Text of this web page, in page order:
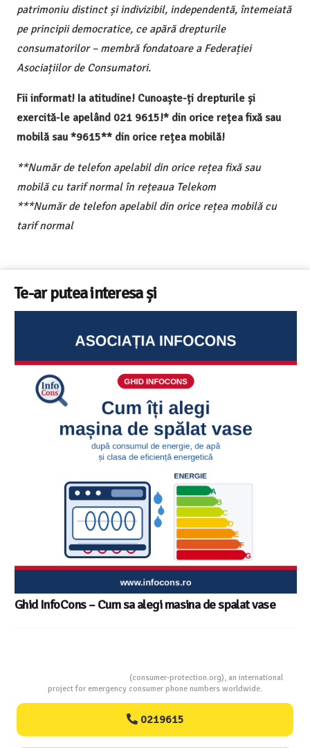
patrimoniu distinct și indivizibil, independentă, întemeiată
pe principii democratice, ce apără drepturile
consumatorilor – membră fondatoare a Federației
Asociațiilor de Consumatori.
Fii informat! Ia atitudine! Cunoaște-ți drepturile și
exercită-le apelând 021 9615!* din orice rețea fixă sau
mobilă sau *9615** din orice rețea mobilă!
**Număr de telefon apelabil din orice rețea fixă sau
mobilă cu tarif normal în rețeaua Telekom
***Număr de telefon apelabil din orice rețea mobilă cu
tarif normal
Te-ar putea interesa și
Ghid InfoCons – Cum sa alegi masina de spalat vase
(consumer-protection.org), an international
project for emergency consumer phone numbers worldwide.
0219615